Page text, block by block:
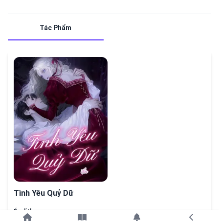
Tác Phẩm
Tình Yêu Quỷ Dữ
Én ditbu